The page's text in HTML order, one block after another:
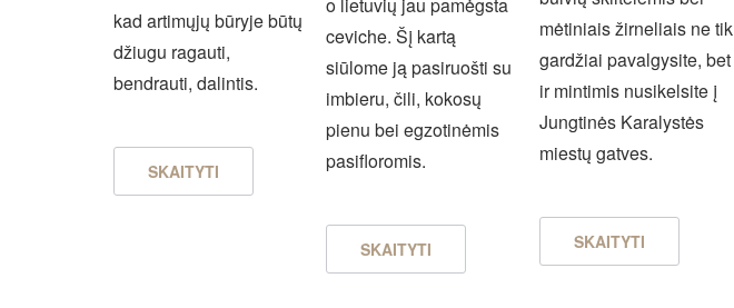
kad artimųjų būryje būtų
džiugu ragauti,
bendrauti, dalintis.
SKAITYTI
ceviche. Šį kartą
siūlome ją pasiruošti su
imbieru, čili, kokosų
pienu bei egzotinėmis
pasifloromis.
SKAITYTI
mėtiniais žirneliais ne tik
gardžiai pavalgysite, bet
ir mintimis nusikelsite į
Jungtinės Karalystės
miestų gatves.
SKAITYTI